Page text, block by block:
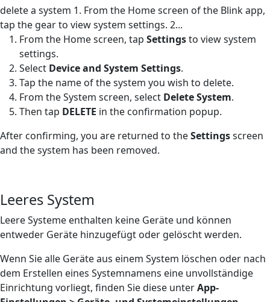
delete a system 1. From the Home screen of the Blink app,
tap the gear to view system settings. 2...
From the Home screen, tap Settingsto view system
settings.
Select Device and System Settings.
Tap the name of the system you wish to delete.
From the System screen, select Delete System.
Then tap DELETE in the confirmation popup.
After confirming, you are returned to theSettingsscreen
and the system has been removed.
Leeres System
Leere Systeme enthalten keine Geräte und können
entweder Geräte hinzugefügt oder gelöscht werden.
Wenn Sie alle Geräte aus einem System löschen oder nach
dem Erstellen eines Systemnamens eine unvollständige
Einrichtung vorliegt, finden Sie diese unterApp-